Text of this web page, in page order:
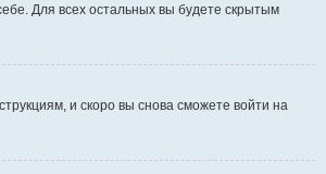
Для всех остальных вы будете скрытым
и скоро вы снова сможете войти на